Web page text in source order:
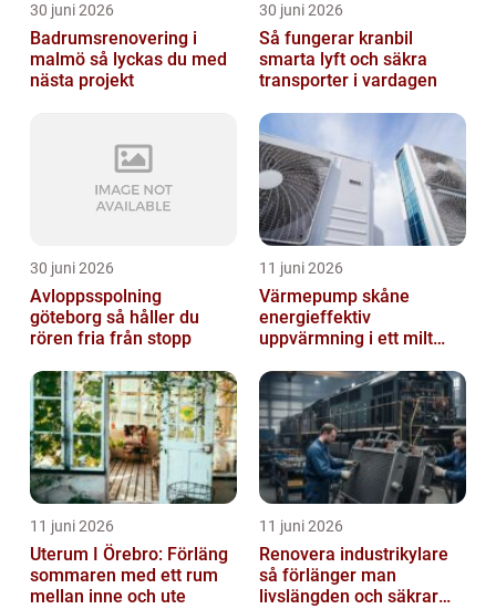
30 juni 2026
Badrumsrenovering i
malmö så lyckas du med
nästa projekt
30 juni 2026
Så fungerar kranbil
smarta lyft och säkra
transporter i vardagen
30 juni 2026
Avloppsspolning
göteborg så håller du
rören fria från stopp
11 juni 2026
Värmepump skåne
energieffektiv
uppvärmning i ett milt
11 juni 2026
Uterum I Örebro: Förläng
sommaren med ett rum
mellan inne och ute
11 juni 2026
Renovera industrikylare
så förlänger man
livslängden och säkrar